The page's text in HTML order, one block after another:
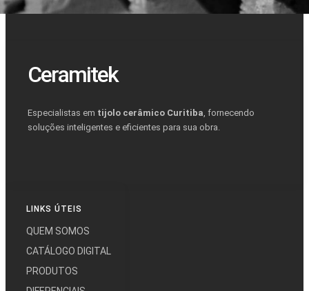
Ceramitek
Especialistas em tijolo cerâmico Curitiba , fornecendo
soluções inteligentes e eficientes para sua obra.
LINKS ÚTEIS
QUEM SOMOS
CATÁLOGO DIGITAL
PRODUTOS